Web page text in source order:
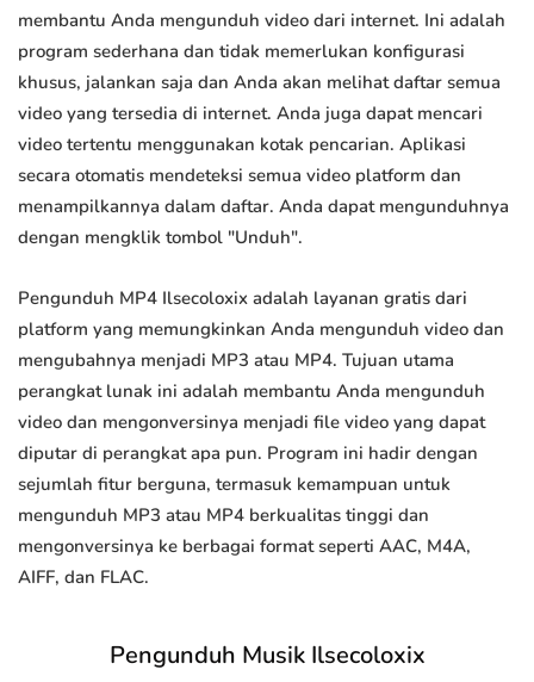
membantu Anda mengunduh video dari internet. Ini adalah
program sederhana dan tidak memerlukan konfigurasi
khusus, jalankan saja dan Anda akan melihat daftar semua
video yang tersedia di internet. Anda juga dapat mencari
video tertentu menggunakan kotak pencarian. Aplikasi
secara otomatis mendeteksi semua video platform dan
menampilkannya dalam daftar. Anda dapat mengunduhnya
dengan mengklik tombol "Unduh".
Pengunduh MP4 Ilsecoloxix adalah layanan gratis dari
platform yang memungkinkan Anda mengunduh video dan
mengubahnya menjadi MP3 atau MP4. Tujuan utama
perangkat lunak ini adalah membantu Anda mengunduh
video dan mengonversinya menjadi file video yang dapat
diputar di perangkat apa pun. Program ini hadir dengan
sejumlah fitur berguna, termasuk kemampuan untuk
mengunduh MP3 atau MP4 berkualitas tinggi dan
mengonversinya ke berbagai format seperti AAC, M4A,
AIFF, dan FLAC.
Pengunduh Musik Ilsecoloxix